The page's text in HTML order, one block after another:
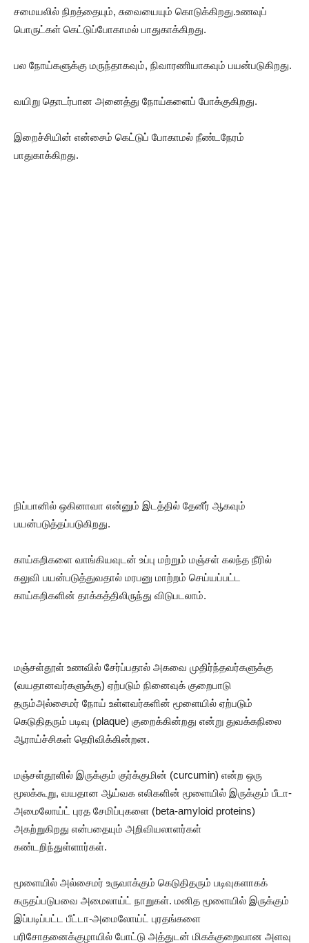
சமையலில் நிறத்தையும், சுவையையும் கொடுக்கிறது.உணவுப்
பொருட்கள் கெட்டுப்போகாமல் பாதுகாக்கிறது.
பல நோய்களுக்கு மருந்தாகவும், நிவாரணியாகவும் பயன்படுகிறது.
வயிறு தொடர்பான அனைத்து நோய்களைப் போக்குகிறது.
இறைச்சியின் என்சைம் கெட்டுப் போகாமல் நீண்டநேரம்
பாதுகாக்கிறது.
நிப்பானில் ஒகினாவா என்னும் இடத்தில் தேனீர் ஆகவும்
பயன்படுத்தப்படுகிறது.
காய்கறிகளை வாங்கியவுடன் உப்பு மற்றும் மஞ்சள் கலந்த நீரில்
கலுவி பயன்படுத்துவதால் மரபனு மாற்றம் செய்யப்பட்ட
காய்கறிகளின் தாக்கத்திலிருந்து விடுபடலாம்.
மஞ்சள்தூள் உணவில் சேர்ப்பதால் அகவை முதிர்ந்தவர்களுக்கு
(வயதானவர்களுக்கு) ஏற்படும் நினைவுக் குறைபாடு
தரும்அல்சைமர் நோய் உள்ளவர்களின் மூளையில் ஏற்படும்
கெடுதிதரும் படிவு (plaque) குறைக்கின்றது என்று துவக்கநிலை
ஆராய்ச்சிகள் தெரிவிக்கின்றன.
மஞ்சள்தூளில் இருக்கும் குர்க்குமின் (curcumin) என்ற ஒரு
மூலக்கூறு, வயதான ஆய்வக எலிகளின் மூளையில் இருக்கும் பீடா-
அமைலோய்ட் புரத சேமிப்புகளை (beta-amyloid proteins)
அகற்றுகிறது என்பதையும் அறிவியலாளர்கள்
கண்டறிந்துள்ளார்கள்.
மூளையில் அல்சைமர் உருவாக்கும் கெடுதிதரும் படிவுகளாகக்
கருதப்படுபவை அமைலாய்ட் நாறுகள். மனித மூளையில் இருக்கும்
இப்படிப்பட்ட பீட்டா-அமைலோய்ட் புரதங்களை
பரிசோதனைக்குழாயில் போட்டு அத்துடன் மிகக்குறைவான அளவு